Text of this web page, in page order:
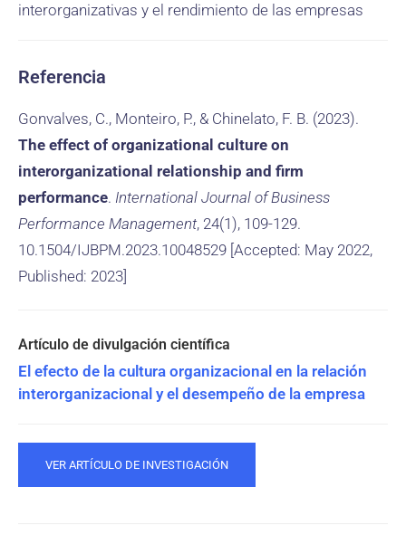
interorganizativas y el rendimiento de las empresas
Referencia
Gonvalves, C., Monteiro, P., & Chinelato, F. B. (2023).
The effect of organizational culture on
interorganizational relationship and firm
performance. International Journal of Business
Performance Management, 24(1), 109-129.
10.1504/IJBPM.2023.10048529 [Accepted: May 2022,
Published: 2023]
El efecto de la cultura organizacional en la relación
interorganizacional y el desempeño de la empresa
VER ARTÍCULO DE INVESTIGACIÓN